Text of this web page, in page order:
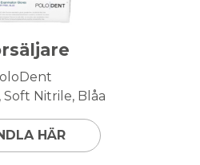
Soft Nitrile, Blåa
HÄR